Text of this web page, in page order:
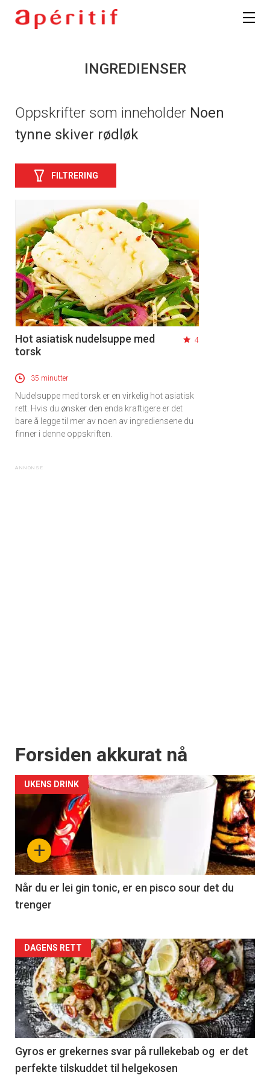
INGREDIENSER
Oppskrifter som inneholder Noen
tynne skiver rødløk
FILTRERING
Hot asiatisk nudelsuppe med
torsk
4
35 minutter
Nudelsuppe med torsk er en virkelig hot asiatisk
rett. Hvis du ønsker den enda kraftigere er det
bare å legge til mer av noen av ingrediensene du
finner i denne oppskriften.
Forsiden akkurat nå
+
UKENS DRINK
Når du er lei gin tonic, er en pisco sour det du
trenger
Forsiden
akkurat
nå
-
2
DAGENS RETT
Gyros er grekernes svar på rullekebab og er det
perfekte tilskuddet til helgekosen